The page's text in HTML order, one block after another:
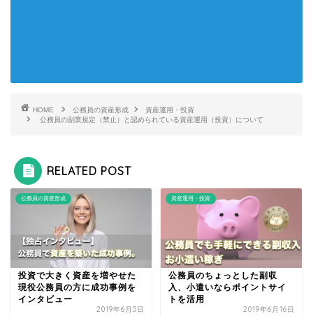
HOME 公務員の資産形成
資産運用・投資
公務員の副業規定（禁止）と認められている資産運用（投資）について
RELATED POST
公務員の資産形成
投資で大きく資産を増やせた
現役公務員の方に成功事例を
インタビュー
2019年6月5日
資産運用・投資
公務員のちょっとした副収
入、小遣いならポイントサイ
トを活用
2019年6月16日